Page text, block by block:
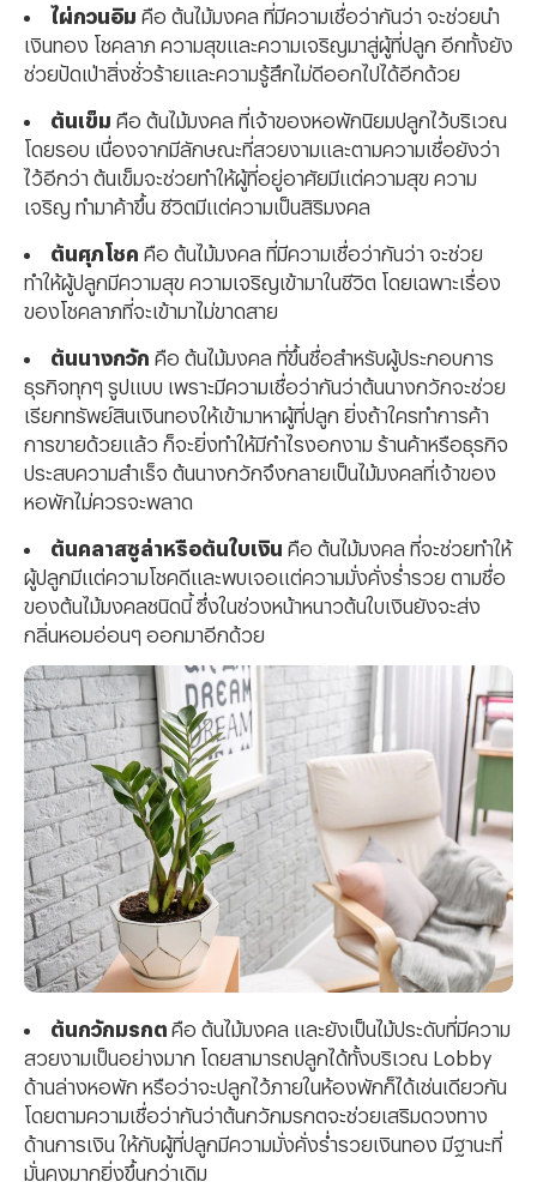
ไผ่กวนอิม คือ ต้นไม้มงคล ที่มีความเชื่อว่ากันว่า จะช่วยนำ
เงินทอง โชคลาภ ความสุขและความเจริญมาสู่ผู้ที่ปลูก อีกทั้งยัง
ช่วยปัดเป่าสิ่งชั่วร้ายและความรู้สึกไม่ดีออกไปได้อีกด้วย
ต้นเข็ม คือ ต้นไม้มงคล ที่เจ้าของหอพักนิยมปลูกไว้บริเวณ
โดยรอบ เนื่องจากมีลักษณะที่สวยงามและตามความเชื่อยังว่า
ไว้อีกว่า ต้นเข็มจะช่วยทำให้ผู้ที่อยู่อาศัยมีแต่ความสุข ความ
เจริญ ทำมาค้าขึ้น ชีวิตมีแต่ความเป็นสิริมงคล
ต้นศุภโชค คือ ต้นไม้มงคล ที่มีความเชื่อว่ากันว่า จะช่วย
ทำให้ผู้ปลูกมีความสุข ความเจริญเข้ามาในชีวิต โดยเฉพาะเรื่อง
ของโชคลาภที่จะเข้ามาไม่ขาดสาย
ต้นนางกวัก คือ ต้นไม้มงคล ที่ขึ้นชื่อสำหรับผู้ประกอบการ
ธุรกิจทุกๆ รูปแบบ เพราะมีความเชื่อว่ากันว่าต้นนางกวักจะช่วย
เรียกทรัพย์สินเงินทองให้เข้ามาหาผู้ที่ปลูก ยิ่งถ้าใครทำการค้า
การขายด้วยแล้ว ก็จะยิ่งทำให้มีกำไรงอกงาม ร้านค้าหรือธุรกิจ
ประสบความสำเร็จ ต้นนางกวักจึงกลายเป็นไม้มงคลที่เจ้าของ
หอพักไม่ควรจะพลาด
ต้นคลาสซูล่าหรือต้นใบเงิน คือ ต้นไม้มงคล ที่จะช่วยทำให้
ผู้ปลูกมีแต่ความโชคดีและพบเจอแต่ความมั่งคั่งร่ำรวย ตามชื่อ
ของต้นไม้มงคลชนิดนี้ ซึ่งในช่วงหน้าหนาวต้นใบเงินยังจะส่ง
กลิ่นหอมอ่อนๆ ออกมาอีกด้วย
ต้นกวักมรกต คือ ต้นไม้มงคล และยังเป็นไม้ประดับที่มีความ
สวยงามเป็นอย่างมาก โดยสามารถปลูกได้ทั้งบริเวณ Lobby
ด้านล่างหอพัก หรือว่าจะปลูกไว้ภายในห้องพักก็ได้เช่นเดียวกัน
โดยตามความเชื่อว่ากันว่าต้นกวักมรกตจะช่วยเสริมดวงทาง
ด้านการเงิน ให้กับผู้ที่ปลูกมีความมั่งคั่งร่ำรวยเงินทอง มีฐานะที่
มั่นคงมากยิ่งขึ้นกว่าเดิม